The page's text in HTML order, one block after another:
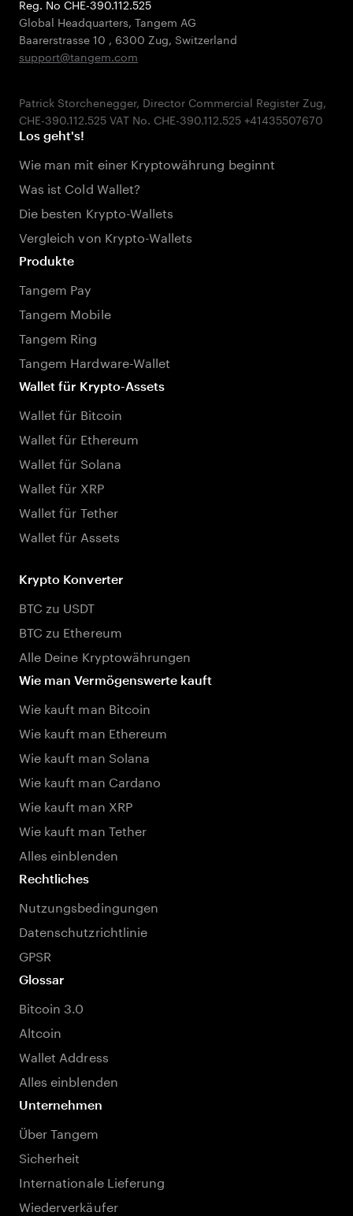
Reg. No CHE-390.112.525
Global Headquarters, Tangem AG
Baarerstrasse 10 , 6300 Zug, Switzerland
support@tangem.com
Patrick Storchenegger, Director Commercial Register Zug,
Los geht's!
Wie man mit einer Kryptowährung beginnt
Was ist Cold Wallet?
Die besten Krypto-Wallets
Vergleich von Krypto-Wallets
Produkte
Tangem Pay
Tangem Mobile
Tangem Ring
Tangem Hardware-Wallet
Wallet für Krypto-Assets
Wallet für Bitcoin
Wallet für Ethereum
Wallet für Solana
Wallet für XRP
Wallet für Tether
Wallet für Assets
Krypto Konverter
BTC zu USDT
BTC zu Ethereum
Alle Deine Kryptowährungen
Wie man Vermögenswerte kauft
Wie kauft man Bitcoin
Wie kauft man Ethereum
Wie kauft man Solana
Wie kauft man Cardano
Wie kauft man XRP
Wie kauft man Tether
Alles einblenden
Rechtliches
Nutzungsbedingungen
Datenschutzrichtlinie
GPSR
Glossar
Bitcoin 3.0
Altcoin
Wallet Address
Alles einblenden
Unternehmen
Über Tangem
Sicherheit
Internationale Lieferung
Wiederverkäufer